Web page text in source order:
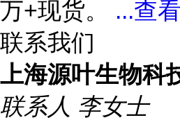
万+现货。 ...查
联系我们
上海源叶生物科
联系人 李女士